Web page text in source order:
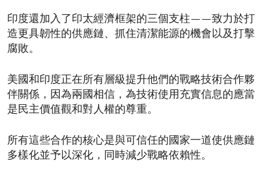
印度還加入了印太經濟框架的三個支柱——致力於打
造更具韌性的供應鏈、抓住清潔能源的機會以及打擊
腐敗。
美國和印度正在所有層級提升他們的戰略技術合作夥
伴關係，因為兩國相信，為技術使用充實信息的應當
是民主價值觀和對人權的尊重。
所有這些合作的核心是與可信任的國家一道使供應鏈
多樣化並予以深化，同時減少戰略依賴性。